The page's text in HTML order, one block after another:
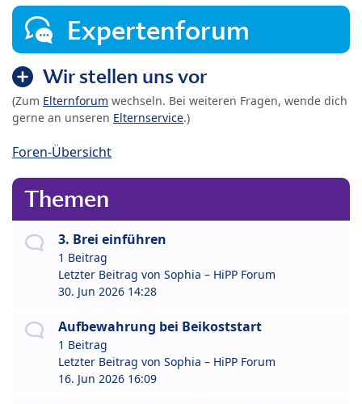
Expertenforum
Wir stellen uns vor
(Zum Elternforum wechseln. Bei weiteren Fragen, wende dich
gerne an unseren Elternservice.)
Foren-Übersicht
Themen
3. Brei einführen
1 Beitrag
Letzter Beitrag von Sophia – HiPP Forum
30. Jun 2026 14:28
Aufbewahrung bei Beikoststart
1 Beitrag
Letzter Beitrag von Sophia – HiPP Forum
16. Jun 2026 16:09